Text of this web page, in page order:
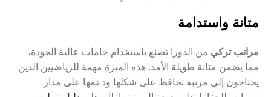
متانة واستدامة
مراتب تركي من الدورا تصنع باستخدام خامات عالية الجودة،
مما يضمن متانة طويلة الأمد. هذه الميزة مهمة للرياضيين الذين
يحتاجون إلى مرتبة تحافظ على شكلها ودعمها على مدار